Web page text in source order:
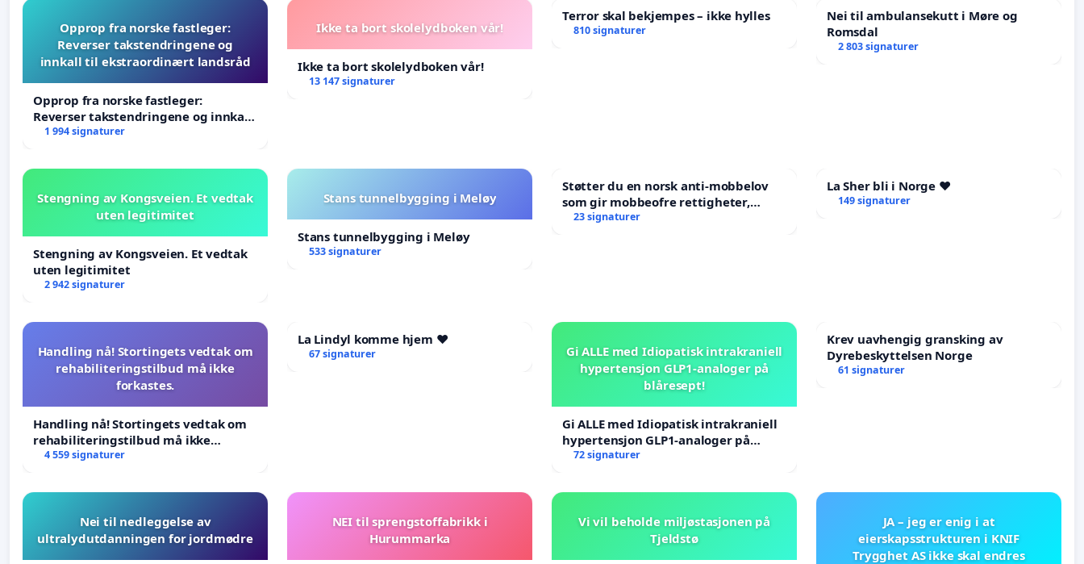
Opprop fra norske fastleger:
Reverser takstendringene og
innkall til ekstraordinært landsråd
Opprop fra norske fastleger:
Reverser takstendringene og innkall
til ekstraordinært landsråd
1 994 signaturer
Ikke ta bort skolelydboken vår!
Ikke ta bort skolelydboken vår!
13 147 signaturer
Terror skal bekjempes – ikke hylles
810 signaturer
Nei til ambulansekutt i Møre og
Romsdal
2 803 signaturer
Stengning av Kongsveien. Et vedtak
uten legitimitet
Stengning av Kongsveien. Et vedtak
uten legitimitet
2 942 signaturer
Stans tunnelbygging i Meløy
Stans tunnelbygging i Meløy
533 signaturer
Støtter du en norsk anti-mobbelov
som gir mobbeofre rettigheter,
oppreisning og hjelp?
23 signaturer
La Sher bli i Norge ❤️
149 signaturer
Handling nå! Stortingets vedtak om
rehabiliteringstilbud må ikke
forkastes.
Handling nå! Stortingets vedtak om
rehabiliteringstilbud må ikke
forkastes.
4 559 signaturer
La Lindyl komme hjem ❤️
67 signaturer
Gi ALLE med Idiopatisk intrakraniell
hypertensjon GLP1-analoger på
blåresept!
Gi ALLE med Idiopatisk intrakraniell
hypertensjon GLP1-analoger på
blåresept!
72 signaturer
Krev uavhengig gransking av
Dyrebeskyttelsen Norge
61 signaturer
Nei til nedleggelse av
ultralydutdanningen for jordmødre
NEI til sprengstoffabrikk i
Hurummarka
Vi vil beholde miljøstasjonen på
Tjeldstø
JA – jeg er enig i at
eierskapsstrukturen i KNIF
Trygghet AS ikke skal endres